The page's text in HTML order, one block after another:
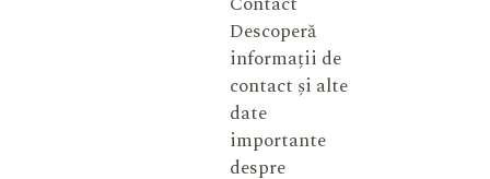
Descoperă
informații de
contact și alte
date
importante
despre